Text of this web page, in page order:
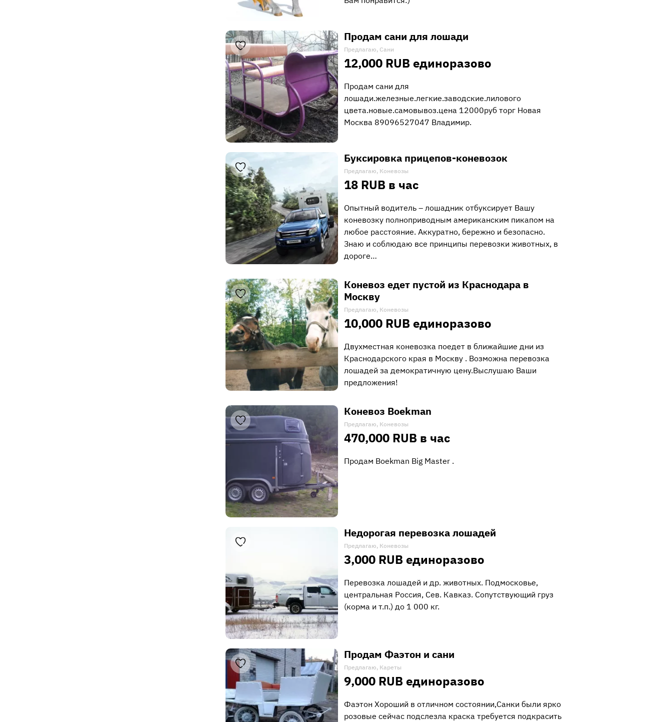
Продам сани для лошади
Предлагаю, Сани
12,000 RUB единоразово
Продам сани для
лошади.железные.легкие.заводские.лилового
цвета.новые.самовывоз.цена 12000руб торг Новая
Москва 89096527047 Владимир.
Буксировка прицепов-коневозок
Предлагаю, Коневозы
18 RUB в час
Опытный водитель – лошадник отбуксирует Вашу
коневозку полноприводным американским пикапом на
любое расстояние. Аккуратно, бережно и безопасно.
Знаю и соблюдаю все принципы перевозки животных, в
дороге…
Коневоз едет пустой из Краснодара в
Москву
Предлагаю, Коневозы
10,000 RUB единоразово
Двухместная коневозка поедет в ближайшие дни из
Краснодарского края в Москву . Возможна перевозка
лошадей за демократичную цену.Выслушаю Ваши
предложения!
Коневоз Boekman
Предлагаю, Коневозы
470,000 RUB в час
Продам Boekman Big Master .
Недорогая перевозка лошадей
Предлагаю, Коневозы
3,000 RUB единоразово
Перевозка лошадей и др. животных. Подмосковье,
центральная Россия, Сев. Кавказ. Сопутствующий груз
(корма и т.п.) до 1 000 кг.
Продам Фаэтон и сани
Предлагаю, Кареты
9,000 RUB единоразово
Фаэтон Хороший в отличном состоянии,Санки были ярко
розовые сейчас подслезла краска требуется подкрасить